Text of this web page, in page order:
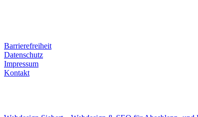
Barrierefreiheit
Datenschutz
Impressum
Kontakt